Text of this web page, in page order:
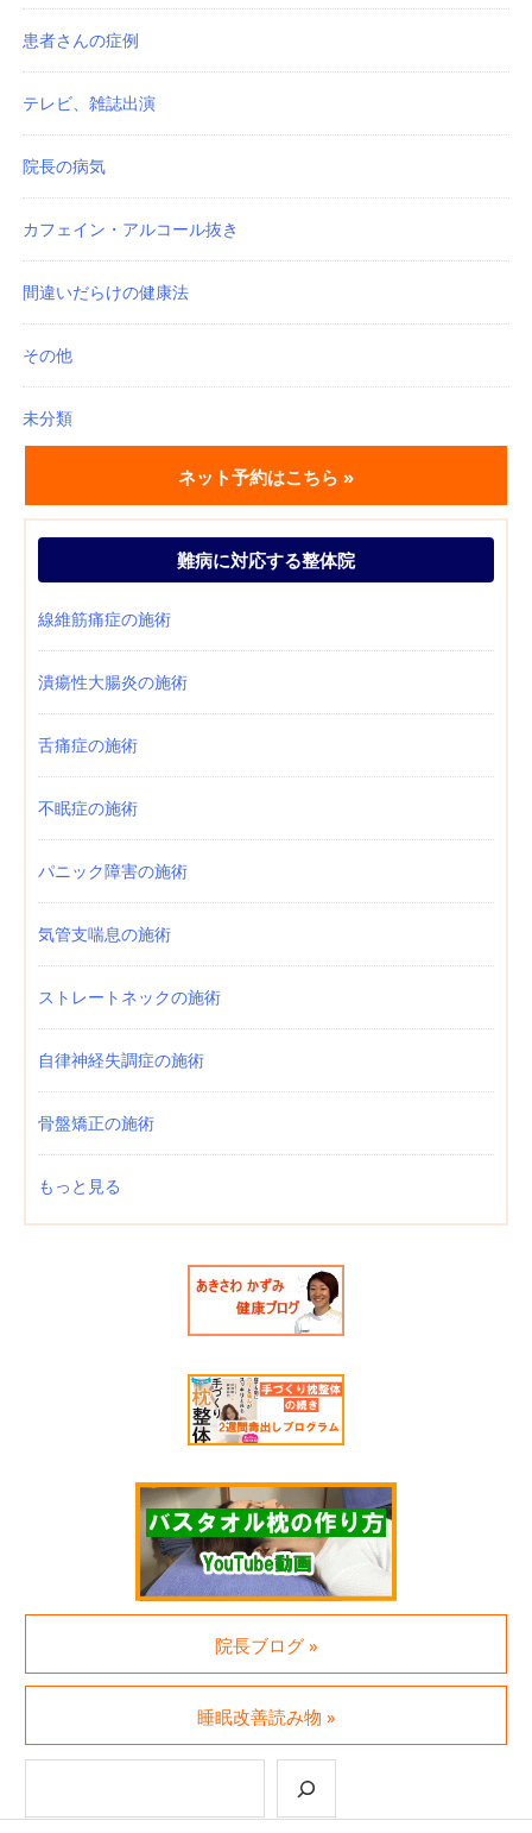
患者さんの症例
テレビ、雑誌出演
院長の病気
カフェイン・アルコール抜き
間違いだらけの健康法
その他
未分類
ネット予約はこちら »
難病に対応する整体院
線維筋痛症の施術
潰瘍性大腸炎の施術
舌痛症の施術
不眠症の施術
パニック障害の施術
気管支喘息の施術
ストレートネックの施術
自律神経失調症の施術
骨盤矯正の施術
もっと見る
院長ブログ »
睡眠改善読み物 »